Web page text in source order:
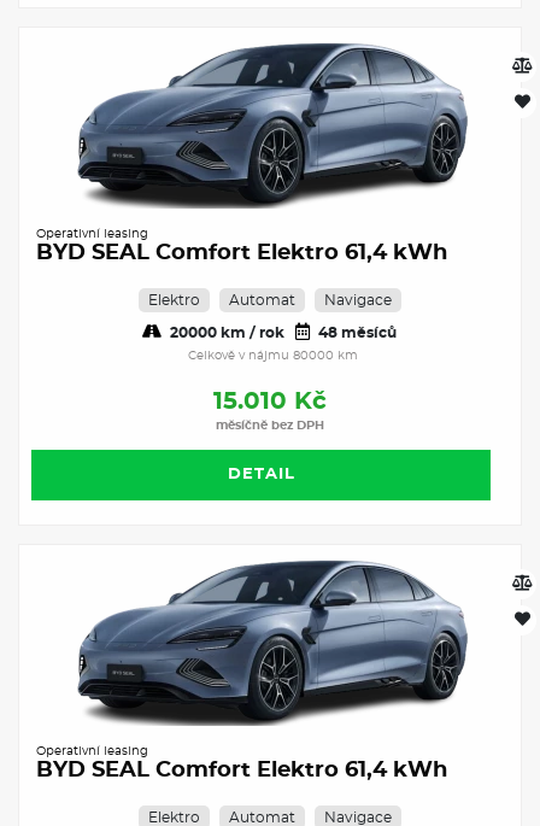
Operativní leasing
BYD SEAL Comfort Elektro 61,4 kWh
Elektro Automat Navigace
20000 km / rok 48 měsíců
Celkově v nájmu 80000 km
15.010 Kč
měsíčně bez DPH
DETAIL
Operativní leasing
BYD SEAL Comfort Elektro 61,4 kWh
Elektro Automat Navigace